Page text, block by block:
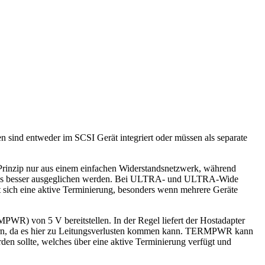
entweder im SCSI Gerät integriert oder müssen als separate
nur aus einem einfachen Widerstandsnetzwerk, während
besser ausgeglichen werden. Bei ULTRA- und ULTRA-Wide
eine aktive Terminierung, besonders wenn mehrere Geräte
von 5 V bereitstellen. In der Regel liefert der Hostadapter
da es hier zu Leitungsverlusten kommen kann. TERMPWR kann
sollte, welches über eine aktive Terminierung verfügt und